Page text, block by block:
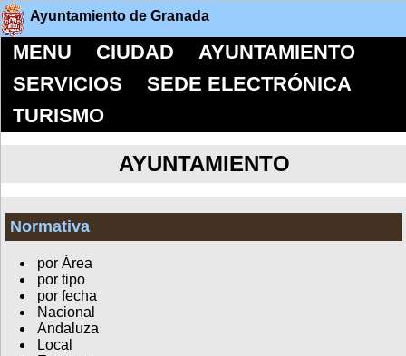
Ayuntamiento de Granada
MENU CIUDAD
AYUNTAMIENTO
SERVICIOS
SEDE ELECTRÓNICA
TURISMO
AYUNTAMIENTO
Normativa
por Área
por tipo
por fecha
Nacional
Andaluza
Local